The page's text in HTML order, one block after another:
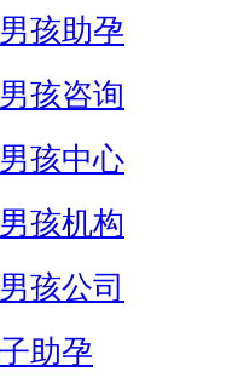
孩助孕
孩咨询
孩中心
孩机构
孩公司
助孕